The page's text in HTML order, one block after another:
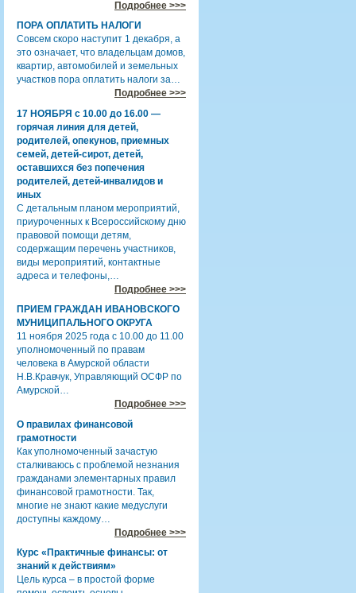
Подробнее >>>
ПОРА ОПЛАТИТЬ НАЛОГИ
Совсем скоро наступит 1 декабря, а
это означает, что владельцам домов,
квартир, автомобилей и земельных
участков пора оплатить налоги за…
Подробнее >>>
17 НОЯБРЯ с 10.00 до 16.00 —
горячая линия для детей,
родителей, опекунов, приемных
семей, детей-сирот, детей,
оставшихся без попечения
родителей, детей-инвалидов и
иных
С детальным планом мероприятий,
приуроченных к Всероссийскому дню
правовой помощи детям,
содержащим перечень участников,
виды мероприятий, контактные
адреса и телефоны,…
Подробнее >>>
ПРИЕМ ГРАЖДАН ИВАНОВСКОГО
МУНИЦИПАЛЬНОГО ОКРУГА
11 ноября 2025 года с 10.00 до 11.00
уполномоченный по правам
человека в Амурской области
Н.В.Кравчук, Управляющий ОСФР по
Амурской…
Подробнее >>>
О правилах финансовой
грамотности
Как уполномоченный зачастую
сталкиваюсь с проблемой незнания
гражданами элементарных правил
финансовой грамотности. Так,
многие не знают какие медуслуги
доступны каждому…
Подробнее >>>
Курс «Практичные финансы: от
знаний к действиям»
Цель курса – в простой форме